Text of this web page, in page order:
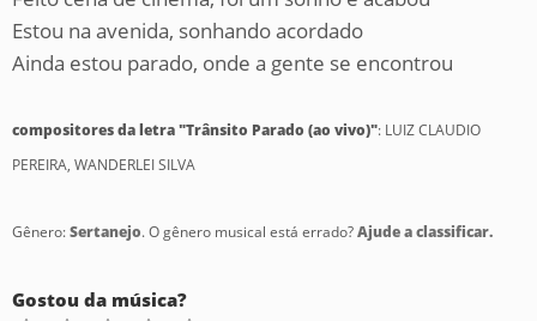
Estou na avenida, sonhando acordado
Ainda estou parado, onde a gente se encontrou
compositores da letra "Trânsito Parado (ao vivo)": LUIZ CLAUDIO
PEREIRA, WANDERLEI SILVA
Gênero:Sertanejo. O gênero musical está errado?Ajude a classificar.
Gostou da música?